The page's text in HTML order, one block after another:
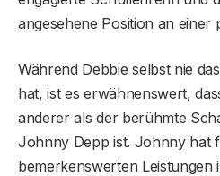
angesehene Position an einer
Während Debbie selbst nie
hat, ist es erwähnenswert,
anderer als der berühmte
Johnny Depp ist. Johnny hat
bemerkenswerten Leistungen